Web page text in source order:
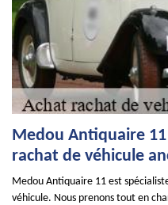
Medou Antiquaire
rachat de véhicule
Medou Antiquaire 11 est
véhicule. Nous prenons tout en